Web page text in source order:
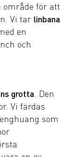
område för att
Vi tar linbana
en
och
grotta . Den
Vi färdas
som